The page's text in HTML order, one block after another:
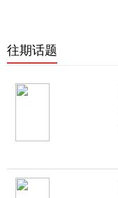
往期话题